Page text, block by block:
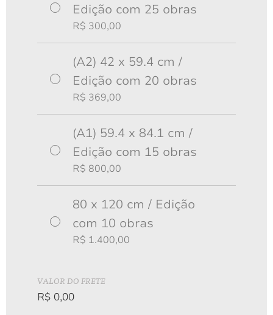
Árvores e Caminhos ▴ 2021
R$ 200,00
Cânion do Funil ▴ 2021
Edição com 25 obras
R$ 300,00
(A2) 42 x 59.4 cm /
Edição com 20 obras
R$ 369,00
(A1) 59.4 x 84.1 cm /
Edição com 15 obras
R$ 800,00
80 x 120 cm / Edição
com 10 obras
R$ 1.400,00
VALOR DO FRETE
R$ 0,00